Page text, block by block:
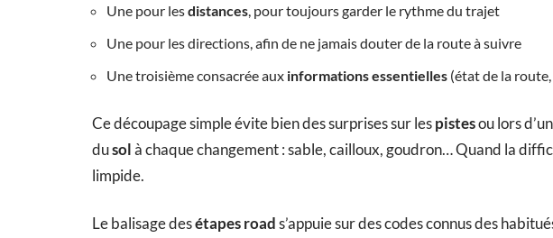
Une pour lesdistances , pour toujours garder le rythme du trajet
Une pour les directions, afin de ne jamais douter de la route à suivre
Une troisième consacrée aux informations essentielles (état de la
Ce découpage simple évite bien des surprises sur lespistesou lors d’un
dusolà chaque changement : sable, cailloux, goudron… Quand la
limpide.
Le balisage desétapes roads’appuie sur des codes connus des